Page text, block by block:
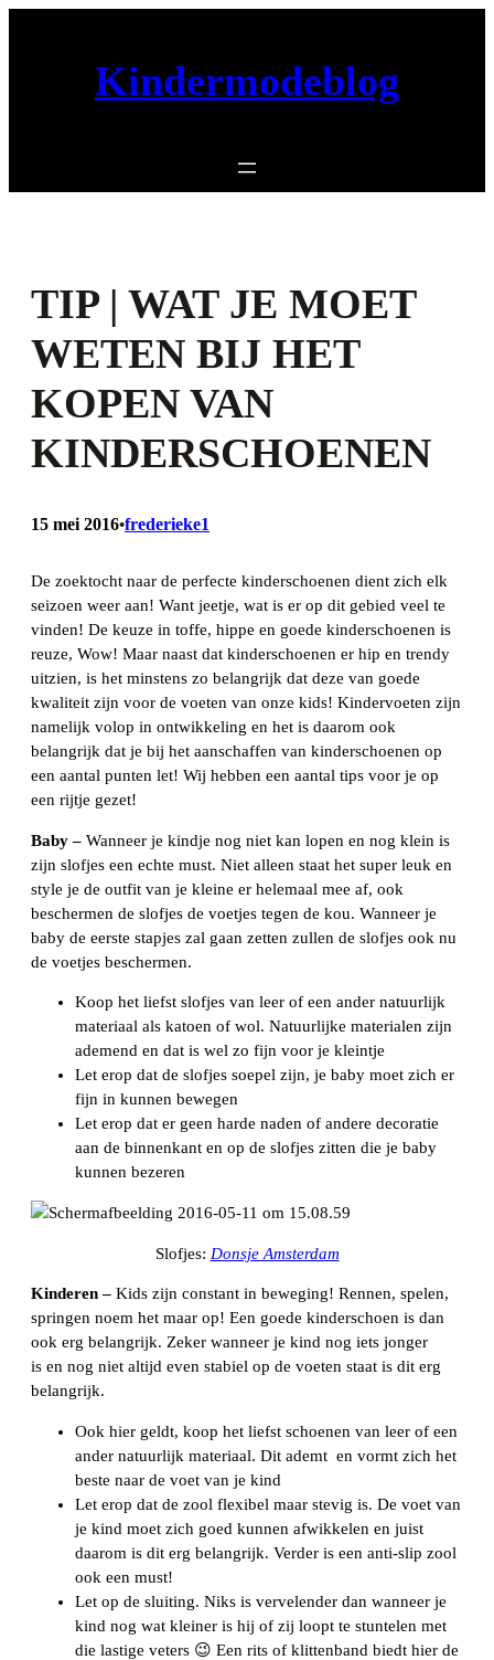
Kindermodeblog
TIP | WAT JE MOET
WETEN BIJ HET
KOPEN VAN
KINDERSCHOENEN
15 mei 2016•frederieke1
De zoektocht naar de perfecte kinderschoenen dient zich elk
seizoen weer aan! Want jeetje, wat is er op dit gebied veel te
vinden! De keuze in toffe, hippe en goede kinderschoenen is
reuze, Wow! Maar naast dat kinderschoenen er hip en trendy
uitzien, is het minstens zo belangrijk dat deze van goede
kwaliteit zijn voor de voeten van onze kids! Kindervoeten zijn
namelijk volop in ontwikkeling en het is daarom ook
belangrijk dat je bij het aanschaffen van kinderschoenen op
een aantal punten let! Wij hebben een aantal tips voor je op
een rijtje gezet!
Baby – Wanneer je kindje nog niet kan lopen en nog klein is
zijn slofjes een echte must. Niet alleen staat het super leuk en
style je de outfit van je kleine er helemaal mee af, ook
beschermen de slofjes de voetjes tegen de kou. Wanneer je
baby de eerste stapjes zal gaan zetten zullen de slofjes ook nu
de voetjes beschermen.
Koop het liefst slofjes van leer of een ander natuurlijk
materiaal als katoen of wol. Natuurlijke materialen zijn
ademend en dat is wel zo fijn voor je kleintje
Let erop dat de slofjes soepel zijn, je baby moet zich er
fijn in kunnen bewegen
Let erop dat er geen harde naden of andere decoratie
aan de binnenkant en op de slofjes zitten die je baby
kunnen bezeren
Slofjes: Donsje Amsterdam
Kinderen – Kids zijn constant in beweging! Rennen, spelen,
springen noem het maar op! Een goede kinderschoen is dan
ook erg belangrijk. Zeker wanneer je kind nog iets jonger
is en nog niet altijd even stabiel op de voeten staat is dit erg
belangrijk.
Ook hier geldt, koop het liefst schoenen van leer of een
ander natuurlijk materiaal. Dit ademt en vormt zich het
beste naar de voet van je kind
Let erop dat de zool flexibel maar stevig is. De voet van
je kind moet zich goed kunnen afwikkelen en juist
daarom is dit erg belangrijk. Verder is een anti-slip zool
ook een must!
Let op de sluiting. Niks is vervelender dan wanneer je
kind nog wat kleiner is hij of zij loopt te stuntelen met
die lastige veters 😉 Een rits of klittenband biedt hier de